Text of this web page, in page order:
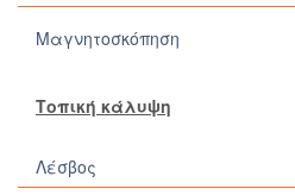
Μαγνητοσκόπηση
Τοπική κάλυψη
Λέσβος